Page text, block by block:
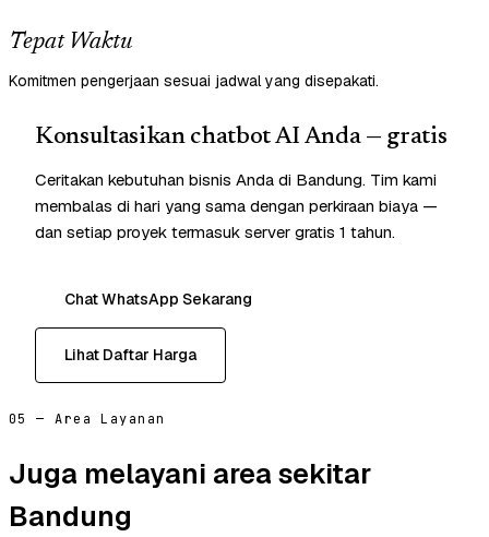
Tepat Waktu
Komitmen pengerjaan sesuai jadwal yang disepakati.
Konsultasikan chatbot AI Anda — gratis
Ceritakan kebutuhan bisnis Anda di Bandung. Tim kami
membalas di hari yang sama dengan perkiraan biaya —
dan setiap proyek termasuk server gratis 1 tahun.
Chat WhatsApp Sekarang
Lihat Daftar Harga
05 — Area Layanan
Juga melayani area sekitar
Bandung